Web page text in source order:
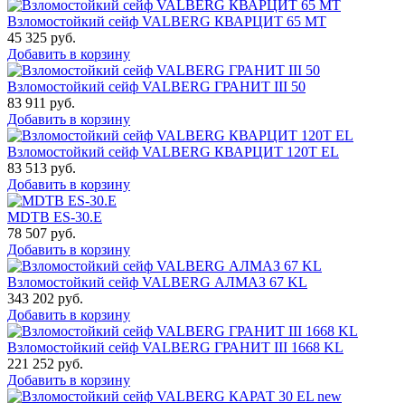
Взломостойкий сейф VALBERG КВАРЦИТ 65 МТ
45 325 руб.
Добавить в корзину
Взломостойкий сейф VALBERG ГРАНИТ III 50
83 911 руб.
Добавить в корзину
Взломостойкий сейф VALBERG КВАРЦИТ 120Т EL
83 513 руб.
Добавить в корзину
MDTB ES-30.Е
78 507 руб.
Добавить в корзину
Взломостойкий сейф VALBERG АЛМАЗ 67 KL
343 202 руб.
Добавить в корзину
Взломостойкий сейф VALBERG ГРАНИТ III 1668 KL
221 252 руб.
Добавить в корзину